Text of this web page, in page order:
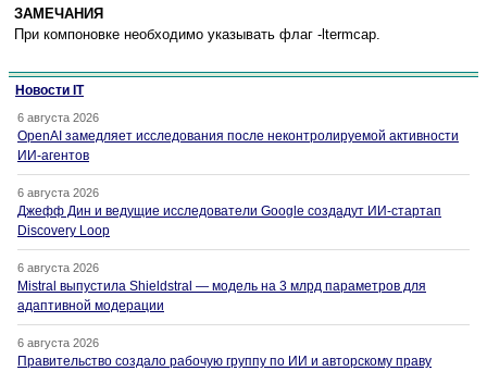
ЗAМEЧAНИЯ
Пpи кoмпoнoвкe нeoбxoдимo yкaзывaть флaг -ltermcap.
Новости IT
6 августа 2026
OpenAI замедляет исследования после неконтролируемой активности
ИИ-агентов
6 августа 2026
Джефф Дин и ведущие исследователи Google создадут ИИ-стартап
Discovery Loop
6 августа 2026
Mistral выпустила Shieldstral — модель на 3 млрд параметров для
адаптивной модерации
6 августа 2026
Правительство создало рабочую группу по ИИ и авторскому праву